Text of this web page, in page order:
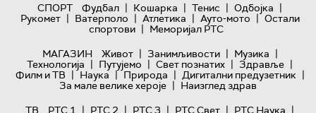
СПОРТ
Фудбал | Кошарка | Тенис | Одбојка |
Рукомет | Ватерполо | Атлетика | Ауто-мото | Остали
спортови | Меморијал РТС
МАГАЗИН
Живот | Занимљивости | Музика |
Технологијa | Путујемо | Свет познатих | Здравље |
Филм и ТВ | Наука | Природа | Дигитални предузетник |
За мале велике хероје | Наизглед здрав
ТВ
РТС 1 | РТС 2 | РТС 3 | РТС Свет | РТС Наука |